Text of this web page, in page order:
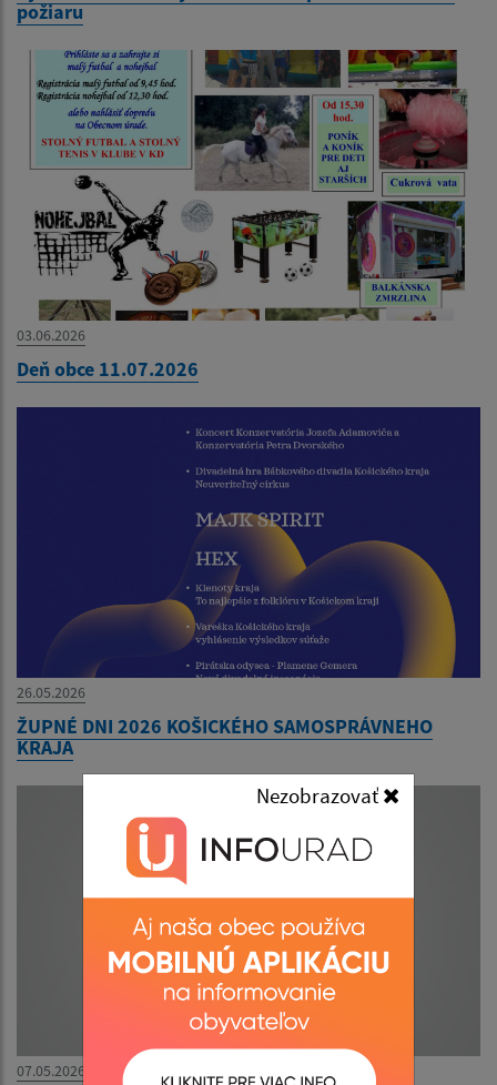
požiaru
03.06.2026
Deň obce 11.07.2026
26.05.2026
ŽUPNÉ DNI 2026 KOŠICKÉHO SAMOSPRÁVNEHO
KRAJA
07.05.2026
Nezobrazovať